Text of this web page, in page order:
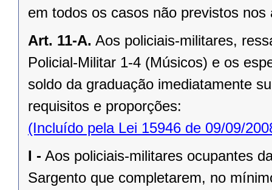
em todos os casos não previstos nos
Art. 11-A. Aos policiais-militares,
Policial-Militar 1-4 (Músicos) e os
soldo da graduação imediatamente
requisitos e proporções:
(Incluído pela Lei 15946 de 09/09/
I - Aos policiais-militares ocupantes
Sargento que completarem, no